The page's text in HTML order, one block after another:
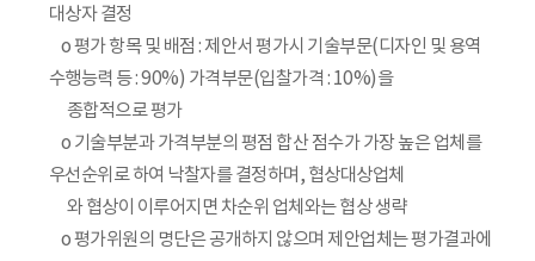
대상자 결정
o 평가 항목 및 배점 : 제안서 평가시 기술부문(디자인 및 용역
수행능력 등 : 90%) 가격부문(입찰가격 : 10%)을
종합적으로 평가
o 기술부분과 가격부분의 평점 합산 점수가 가장 높은 업체를
우선순위로 하여 낙찰자를 결정하며, 협상대상업체
와 협상이 이루어지면 차순위 업체와는 협상 생략
o 평가위원의 명단은 공개하지 않으며 제안업체는 평가결과에